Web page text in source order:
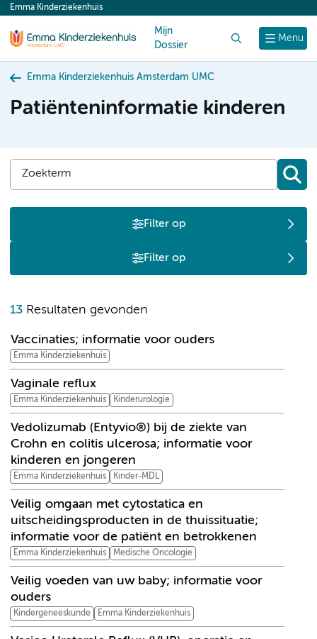
content
Menu
Emma Kinderziekenhuis
Mijn
Dossier
Emma Kinderziekenhuis Amsterdam UMC
Patiënteninformatie kinderen
Filter op
Filter op
13 Resultaten gevonden
Vaccinaties; informatie voor ouders
Emma Kinderziekenhuis
Vaginale reflux
Emma Kinderziekenhuis Kinderurologie
Vedolizumab (Entyvio®) bij de ziekte van
Crohn en colitis ulcerosa; informatie voor
kinderen en jongeren
Emma Kinderziekenhuis Kinder-MDL
Veilig omgaan met cytostatica en
uitscheidingsproducten in de thuissituatie;
informatie voor de patiënt en betrokkenen
Emma Kinderziekenhuis Medische Oncologie
Veilig voeden van uw baby; informatie voor
ouders
Kindergeneeskunde Emma Kinderziekenhuis